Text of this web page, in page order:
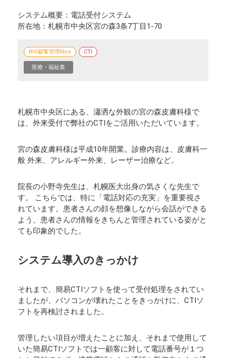
システム概要
電話受付システム
所在地
札幌市中央区宮の森3条7丁目1-70
BIG顧客管理Neo CTI
医療・福祉業
札幌市中央区にある、瀟洒な外観の宮の森皮膚科様で
は、外来受付で弊社のCTIをご活用いただいています。
宮の森皮膚科様は平成10年開業。診療内容は、皮膚科一
般 外来、アレルギー外来、レーザー治療など。
院長の小野寺先生は、札幌医大出身の気さくな先生で
す。 こちらでは、特に「電話対応の充実」を重要視さ
れています。患者さんの顔を想像しながら会話ができる
よう、患者さんの情報をきちんと管理されている姿がと
ても印象的でした。
システム導入のきっかけ
それまで、簡易CTIソフトを使って受付処理をされてい
ましたが、パソコンが壊れたことをきっかけに、CTIソ
フトを再検討されました。
管理したい項目が増えたことに加え、それまで使用して
いた簡易CTIソフトでは一顧客に対して電話番号が１つ